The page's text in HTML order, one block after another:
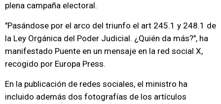
plena campaña electoral.
"Pasándose por el arco del triunfo el art 245.1 y 248.1 de
la Ley Orgánica del Poder Judicial. ¿Quién da más?", ha
manifestado Puente en un mensaje en la red social X,
recogido por Europa Press.
En la publicación de redes sociales, el ministro ha
incluido además dos fotografías de los artículos